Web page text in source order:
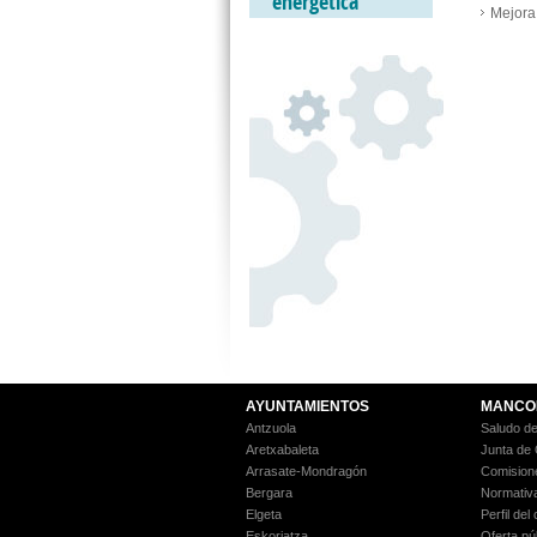
AYUNTAMIENTOS
Antzuola
Aretxabaleta
Arrasate-Mondragón
Bergara
Elgeta
Saludo
Junta de
Perfil del